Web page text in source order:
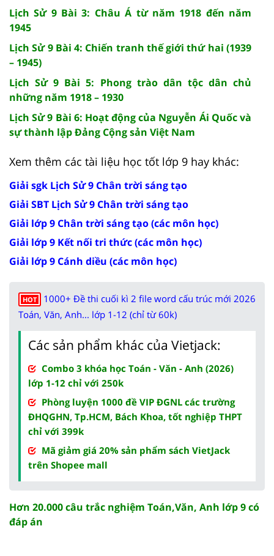
Lịch Sử 9 Bài 3: Châu Á từ năm 1918 đến năm
1945
Lịch Sử 9 Bài 4: Chiến tranh thế giới thứ hai (1939
– 1945)
Lịch Sử 9 Bài 5: Phong trào dân tộc dân chủ
những năm 1918 – 1930
Lịch Sử 9 Bài 6: Hoạt động của Nguyễn Ái Quốc và
sự thành lập Đảng Cộng sản Việt Nam
Xem thêm các tài liệu học tốt lớp 9 hay khác:
Giải sgk Lịch Sử 9 Chân trời sáng tạo
Giải SBT Lịch Sử 9 Chân trời sáng tạo
Giải lớp 9 Chân trời sáng tạo (các môn học)
Giải lớp 9 Kết nối tri thức (các môn học)
Giải lớp 9 Cánh diều (các môn học)
HOT
1000+ Đề thi cuối kì 2 file word cấu trúc mới 2026
Toán, Văn, Anh... lớp 1-12 (chỉ từ 60k)
Các sản phẩm khác của Vietjack:
Combo 3 khóa học Toán - Văn - Anh (2026)
lớp 1-12 chỉ với 250k
Phòng luyện 1000 đề VIP ĐGNL các trường
ĐHQGHN, Tp.HCM, Bách Khoa, tốt nghiệp THPT
chỉ với 399k
Mã giảm giá 20% sản phẩm sách VietJack
trên Shopee mall
Hơn 20.000 câu trắc nghiệm Toán,Văn, Anh lớp 9 có
đáp án